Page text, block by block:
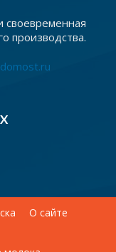
своевременная
производства.
О сайте